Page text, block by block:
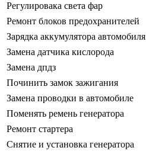
Регулировака света фар
Ремонт блоков предохранителей
Зарядка аккумулятора автомобиля
Замена датчика кислорода
Замена дпдз
Починить замок зажигания
Замена проводки в автомобиле
Поменять ремень генератора
Ремонт стартера
Снятие и установка генератора